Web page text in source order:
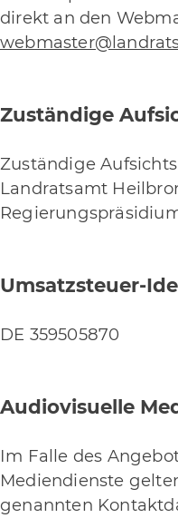
direkt an den
Zuständige
Zuständige
Landratsamt
Umsatzsteuer-
DE 359505870
Audiovisuelle
Im Falle des
Mediendienste
genannten